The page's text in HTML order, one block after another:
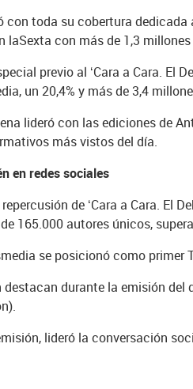
con toda su cobertura dedicada
laSexta con más de 1,3
previo al ‘Cara a Cara. El
un 20,4% y más de 3,4
lideró con las ediciones de
más vistos del día.
en redes sociales
de ‘Cara a Cara. El
165.000 autores únicos,
se posicionó como primer
durante la emisión del
lideró la conversación